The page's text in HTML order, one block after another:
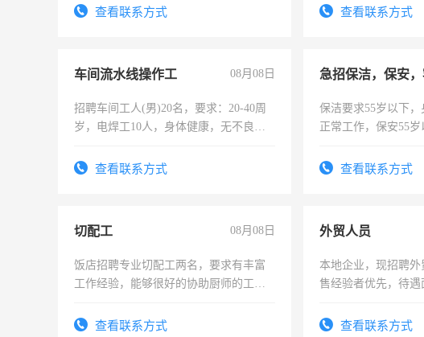
查看联系方式
试用期1-3个月，转
查看联系方式
车间流水线操作工 08月08日
招聘车间工人(男)20名，要求：20-40周
岁，电焊工10人，身体健康，无不良嗜
宿，免费发放劳保用品，两班倒，每月
查看联系方式
保洁要求55岁以下
正常工作，保安55
录，客服要求45岁以
查看联系方式
切配工 08月08日
饭店招聘专业切配工两名，要求有丰富
工作经验，能够很好的协助厨师的工
4500。查看联系方式
外贸人员
本地企业，现招聘
售经验者优先，待
查看联系方式